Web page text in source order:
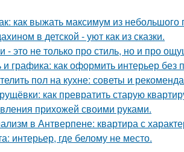
как выжать максимум из небольшого
в детской - уют как из сказки.
- это не только про стиль, но и про
и графика: как оформить интерьер без
пол на кухне: советы и
как превратить старую
прихожей своими руками.
в Антверпене: квартира с
интерьер, где белому не место.